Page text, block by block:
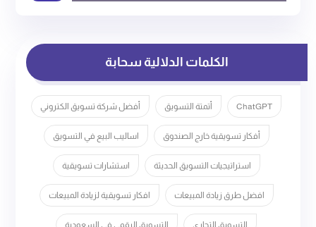
الكلمات الدلالية سحابة
ChatGPT أتمتة التسويق أفضل شركة تسويق الكتروني
أفكار تسويقية خارج الصندوق اساليب البيع في التسويق
استراتيجيات التسويق الحديثة استشارات تسويقية
افضل طرق زيادة المبيعات افكار تسويقية لزيادة المبيعات
التسويق التجاري التسويق الرقمي في السعودية